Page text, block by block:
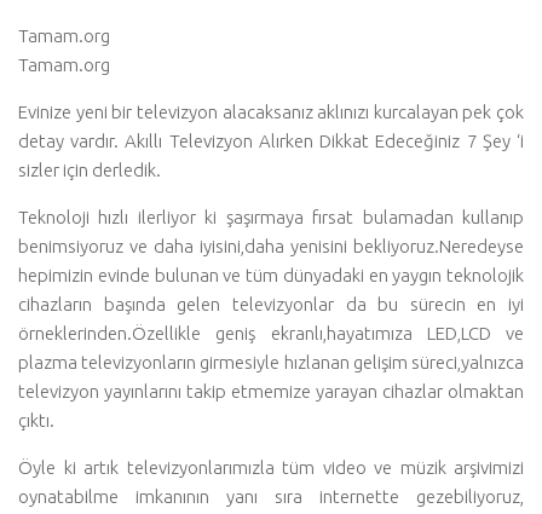
Tamam.org
Tamam.org
Evinize yeni bir televizyon alacaksanız aklınızı kurcalayan pek çok
detay vardır. Akıllı Televizyon Alırken Dikkat Edeceğiniz 7 Şey ‘i
sizler için derledik.
Teknoloji hızlı ilerliyor ki şaşırmaya fırsat bulamadan kullanıp
benimsiyoruz ve daha iyisini,daha yenisini bekliyoruz.Neredeyse
hepimizin evinde bulunan ve tüm dünyadaki en yaygın teknolojik
cihazların başında gelen televizyonlar da bu sürecin en iyi
örneklerinden.Özellikle geniş ekranlı,hayatımıza LED,LCD ve
plazma televizyonların girmesiyle hızlanan gelişim süreci,yalnızca
televizyon yayınlarını takip etmemize yarayan cihazlar olmaktan
çıktı.
Öyle ki artık televizyonlarımızla tüm video ve müzik arşivimizi
oynatabilme imkanının yanı sıra internette gezebiliyoruz,